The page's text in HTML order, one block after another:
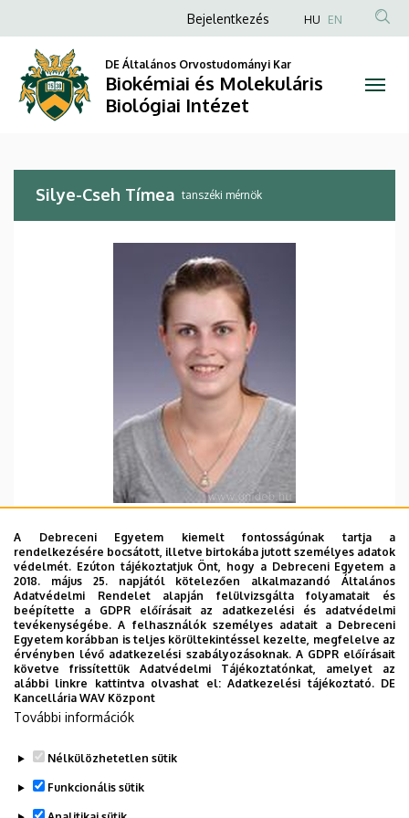
Cseh
Tímea
Biokémiai
Molekuláris
a
tartalomra
Anonim
fiók
menüje
Bejelentkezés HU EN
DE Általános Orvostudományi Kar
Biokémiai és Molekuláris
Biológiai Intézet
Silye-Cseh Tímea tanszéki mérnök
Debreceni Egyetem, Általános Orvostudományi
Kar, Biokémiai és Molekuláris Biológiai Intézet
Központi telefonszám, mellék
+36 52 512 900 / 65234
Email
cseh.timea@med.unideb.hu
Cím
4032 Debrecen, Egyetem tér 1.
Weboldalak
A Debreceni Egyetem kiemelt fontosságúnak tartja a
rendelkezésére bocsátott, illetve birtokába jutott személyes adatok
védelmét. Ezúton tájékoztatjuk Önt, hogy a Debreceni Egyetem a
2018. május 25. napjától kötelezően alkalmazandó Általános
Adatvédelmi Rendelet alapján felülvizsgálta folyamatait és
beépítette a GDPR előírásait az adatkezelési és adatvédelmi
tevékenységébe. A felhasználók személyes adatait a Debreceni
Egyetem korábban is teljes körültekintéssel kezelte, megfelelve az
érvényben lévő adatkezelési szabályozásoknak. A GDPR előírásait
követve frissítettük Adatvédelmi Tájékoztatónkat, amelyet az
alábbi linkre kattintva olvashat el:Adatkezelési tájékoztató. DE
Kancellária WAV Központ
További információk
Nélkülözhetetlen sütik
Funkcionális sütik